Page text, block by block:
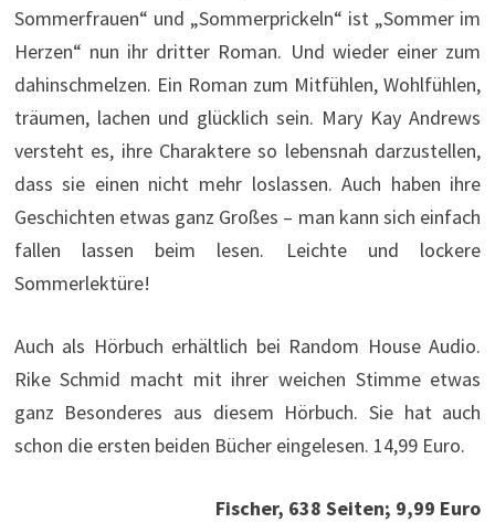
Sommerfrauen“ und „Sommerprickeln“ ist „Sommer im
Herzen“ nun ihr dritter Roman. Und wieder einer zum
dahinschmelzen. Ein Roman zum Mitfühlen, Wohlfühlen,
träumen, lachen und glücklich sein. Mary Kay Andrews
versteht es, ihre Charaktere so lebensnah darzustellen,
dass sie einen nicht mehr loslassen. Auch haben ihre
Geschichten etwas ganz Großes – man kann sich einfach
fallen lassen beim lesen. Leichte und lockere
Sommerlektüre!
Auch als Hörbuch erhältlich bei Random House Audio.
Rike Schmid macht mit ihrer weichen Stimme etwas
ganz Besonderes aus diesem Hörbuch. Sie hat auch
schon die ersten beiden Bücher eingelesen. 14,99 Euro.
Fischer, 638 Seiten; 9,99 Euro